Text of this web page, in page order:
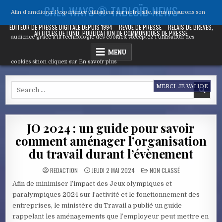
content
CALL WAYS ® TABLOÏD NEWS
ÉDITEUR DE PRESSE DIGITALE DEPUIS 1994 – REVUE DE PRESSE – RELAIS DE BRÈVES,
ARTICLES DE FOND, PUBLICATION DE COMMUNIQUÉS DE PRESSE
MENU
JO 2024 : un guide pour savoir
comment aménager l’organisation
du travail durant l’évènement
REDACTION JEUDI 2 MAI 2024 POSTED
IN
NON CLASSÉ
Afin de minimiser l’impact des Jeux olympiques et
paralympiques 2024 sur l’activité et le fonctionnement des
entreprises, le ministère du Travail a publié un guide
rappelant les aménagements que l’employeur peut mettre en
Afin d'améliorer l’expérience utilisateur sur notre site, nous mesurons son
audience grâce à la technologie des cookies. Acceptez l’utilisation des
cookies sinon cliquez sur En savoir plus
MERCI JE VALIDE